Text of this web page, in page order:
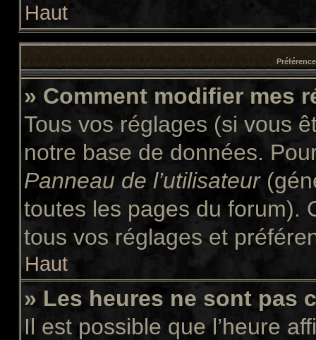
Haut
» Comment modifier mes
Tous vos réglages (si vous
notre base de données.
Panneau de l’utilisateur
toutes les pages du forum).
tous vos réglages et
Haut
» Les heures ne sont pas
Il est possible que l’heure